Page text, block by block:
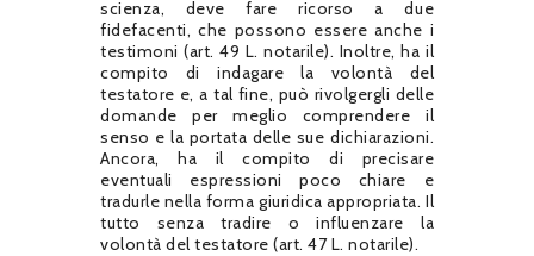
scienza, deve fare ricorso a due
fidefacenti, che possono essere anche i
testimoni (art. 49 L. notarile). Inoltre, ha il
compito di indagare la volontà del
testatore e, a tal fine, può rivolgergli delle
domande per meglio comprendere il
senso e la portata delle sue dichiarazioni.
Ancora, ha il compito di precisare
eventuali espressioni poco chiare e
tradurle nella forma giuridica appropriata. Il
tutto senza tradire o influenzare la
volontà del testatore (art. 47 L. notarile).